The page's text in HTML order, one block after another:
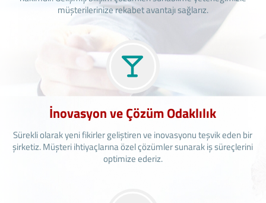
müşterilerinize rekabet avantajı sağlarız.
İnovasyon ve Çözüm Odaklılık
Sürekli olarak yeni fikirler geliştiren ve inovasyonu teşvik eden bir
şirketiz. Müşteri ihtiyaçlarına özel çözümler sunarak iş süreçlerini
optimize ederiz.